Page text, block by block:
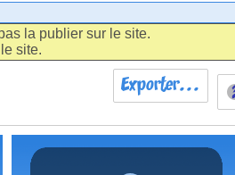
la publier sur le site.
site.
Exporter...